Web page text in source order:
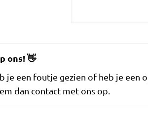
ons!👋
je een foutje gezien of heb je een
dan contact met ons op.